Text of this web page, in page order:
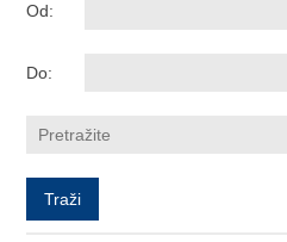
Od:
Do: